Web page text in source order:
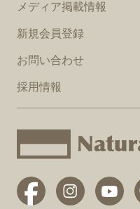
メディア掲載情報
新規会員登録
お問い合わせ
採用情報